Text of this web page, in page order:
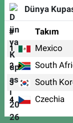
Dünya
# Takım
1 Mexico
2 South
3 South
4 Czechia